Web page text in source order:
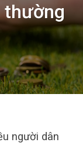
thường
người dân